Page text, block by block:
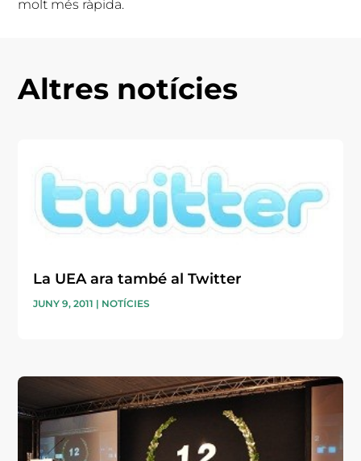
molt més ràpida.
Altres notícies
La UEA ara també al Twitter
JUNY 9, 2011 | NOTÍCIES